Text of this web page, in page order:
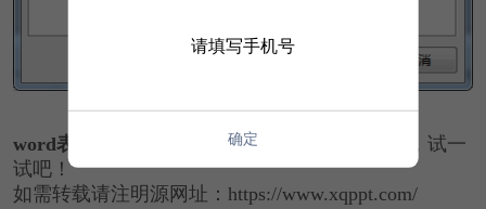
word表格行高怎么调整
的方法就是以上操作了，试一
试吧！
如需转载请注明源网址：https://www.xqppt.com/
请填写手机号
确定